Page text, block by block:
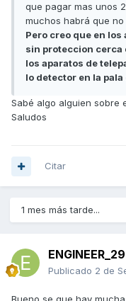
que pagar mas unos
muchos habrá que no
Pero creo que en
sin proteccion cerca
los aparatos de
lo detector en la
Sabé algo alguien sobre
Saludos
Citar
1 mes más tarde...
ENGINEER_29
Publicado 2 de